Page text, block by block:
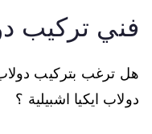
فني تركيب
هل ترغب بتركيب
دولاب ايكيا اشبيلية ؟